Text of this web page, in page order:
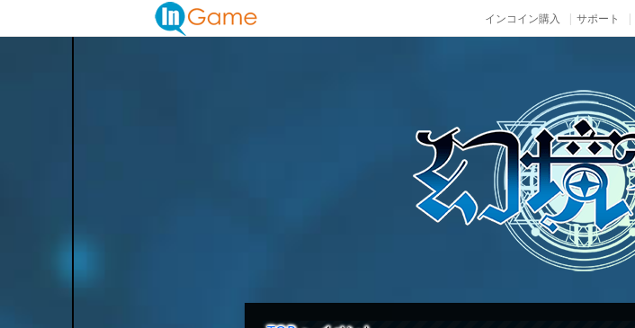
インコイン購入 サポート